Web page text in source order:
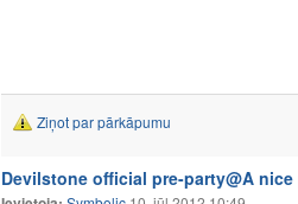
Ziņot par pārkāpumu
Devilstone official pre-party@A nice